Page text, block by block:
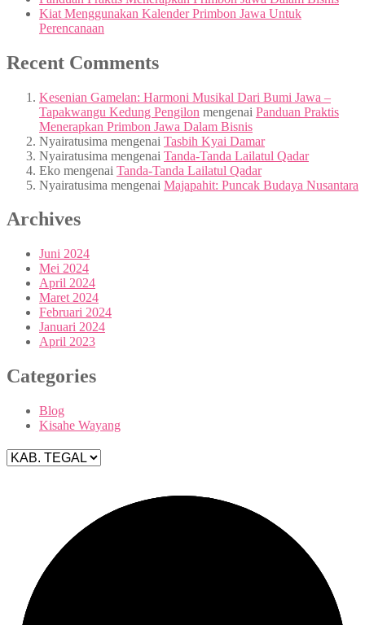
Kiat Menggunakan Kalender Primbon Jawa Untuk
Perencanaan
Recent Comments
Kesenian Gamelan: Harmoni Musikal Dari Bumi Jawa –
Tapakwangu Kedung Pengilon mengenai Panduan Praktis
Menerapkan Primbon Jawa Dalam Bisnis
Nyairatusima mengenai Tasbih Kyai Damar
Nyairatusima mengenai Tanda-Tanda Lailatul Qadar
Eko mengenai Tanda-Tanda Lailatul Qadar
Nyairatusima mengenai Majapahit: Puncak Budaya Nusantara
Archives
Juni 2024
Mei 2024
April 2024
Maret 2024
Februari 2024
Januari 2024
April 2023
Categories
Blog
Kisahe Wayang